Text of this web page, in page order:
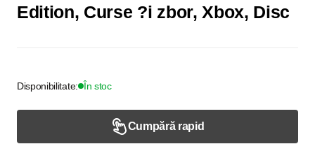
Edition, Curse ?i zbor, Xbox, Disc
Disponibilitate: În stoc
Cumpără rapid